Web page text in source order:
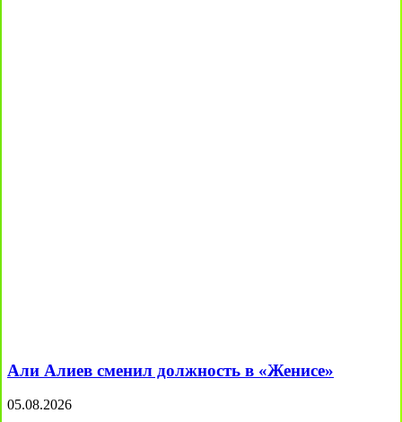
Али Алиев сменил должность в «Женисе»
05.08.2026